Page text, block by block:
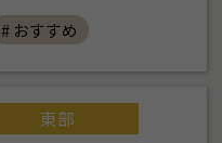
# おすすめ
東部